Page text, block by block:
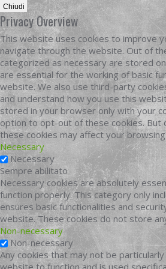
Chiudi
Privacy Overview
This website uses cookies to improve
navigate through the website. Out of
categorized as necessary are stored
are essential for the working of basic
website. We also use third-party
and understand how you use this
stored in your browser only with your
option to opt-out of these cookies. But
these cookies may affect your
Necessary
Necessary
Sempre abilitato
Necessary cookies are absolutely
function properly. This category only
ensures basic functionalities and
website. These cookies do not store
Non-necessary
Non-necessary
Any cookies that may not be
website to function and is used